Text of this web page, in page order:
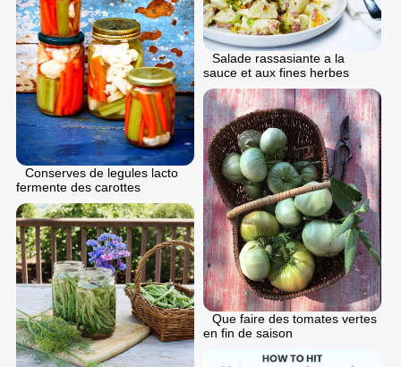
Salade rassasiante a la
sauce et aux fines herbes
Conserves de legules lacto
fermente des carottes
Que faire des tomates vertes
en fin de saison